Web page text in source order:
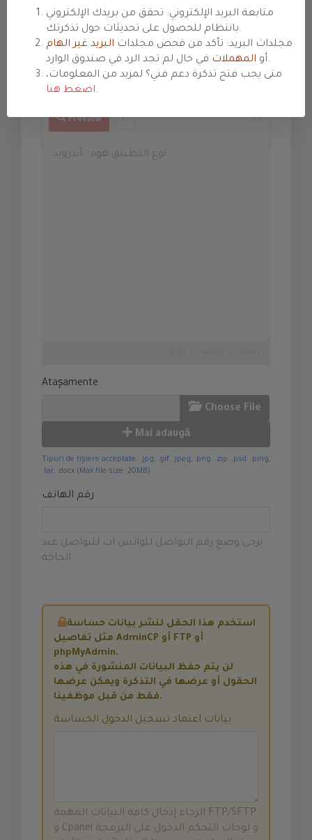
Prioritate
Mesaj
Preview
Atașamente
Choose File
Mai adaugă
Tipuri de fișiere acceptate: .jpg, .gif, .jpeg, .png, .zip, .psd, .ping,
.tar, .docx (Max file size: 20MB)
رقم الهاتف
يرجى وضع رقم التواصل للواتس اب للتواصل عند
الحاجه
استخدم هذا الحقل لنشر بيانات حساسة
مثل تفاصيل AdminCP أو FTP أو
phpMyAdmin.
لن يتم حفظ البيانات المنشورة في هذه
الحقول أو عرضها في التذكرة ويمكن عرضها
فقط من قبل موظفينا.
بيانات اعتماد تسجيل الدخول الحساسة
الرجاء إدخال كافة البيانات المهمة FTP/SFTP
و Cpanel و لوحات التحكم الدخول على البرمجة
متابعة البريد الإلكتروني: تحقق من بريدك الإلكتروني
بانتظام للحصول على تحديثات حول تذكرتك.
مجلدات البريد: تأكد من فحص مجلدات البريد غير الهام
أو المهملات
في حال لم تجد الرد في صندوق الوارد.
متى يجب فتح تذكرة دعم فني؟ لمزيد من المعلومات،
اضغط هنا.